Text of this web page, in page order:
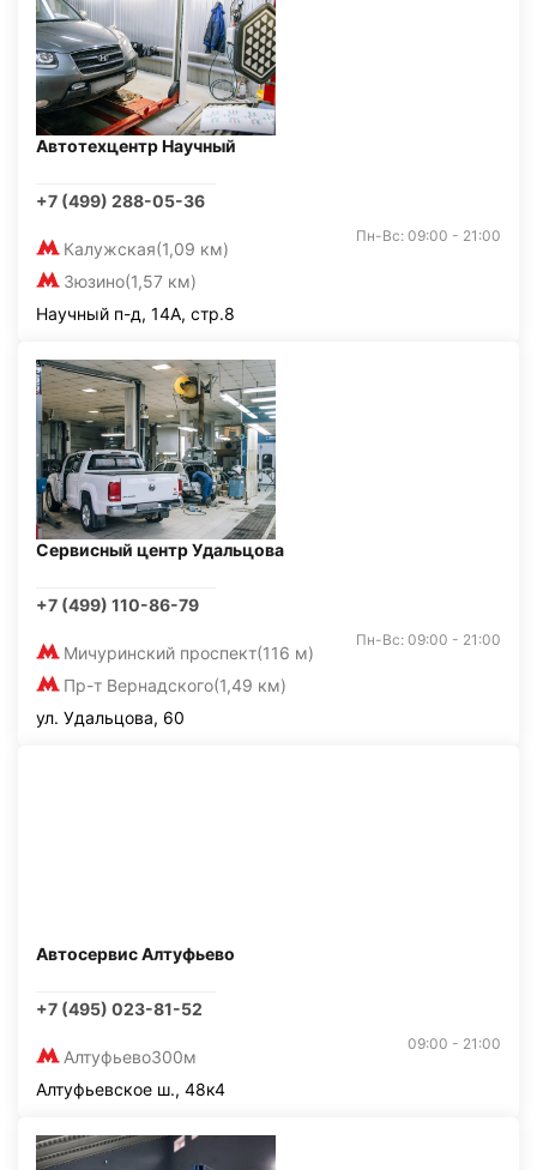
Автотехцентр Научный
+7 (499) 288-05-36
Калужская(1,09 км)
Зюзино(1,57 км)
Пн-Вс: 09:00 - 21:00
Научный п-д, 14А, стр.8
Сервисный центр Удальцова
+7 (499) 110-86-79
Мичуринский проспект(116 м)
Пр-т Вернадского(1,49 км)
Пн-Вс: 09:00 - 21:00
ул. Удальцова, 60
Автосервис Алтуфьево
+7 (495) 023-81-52
Алтуфьево300м
09:00 - 21:00
Алтуфьевское ш., 48к4